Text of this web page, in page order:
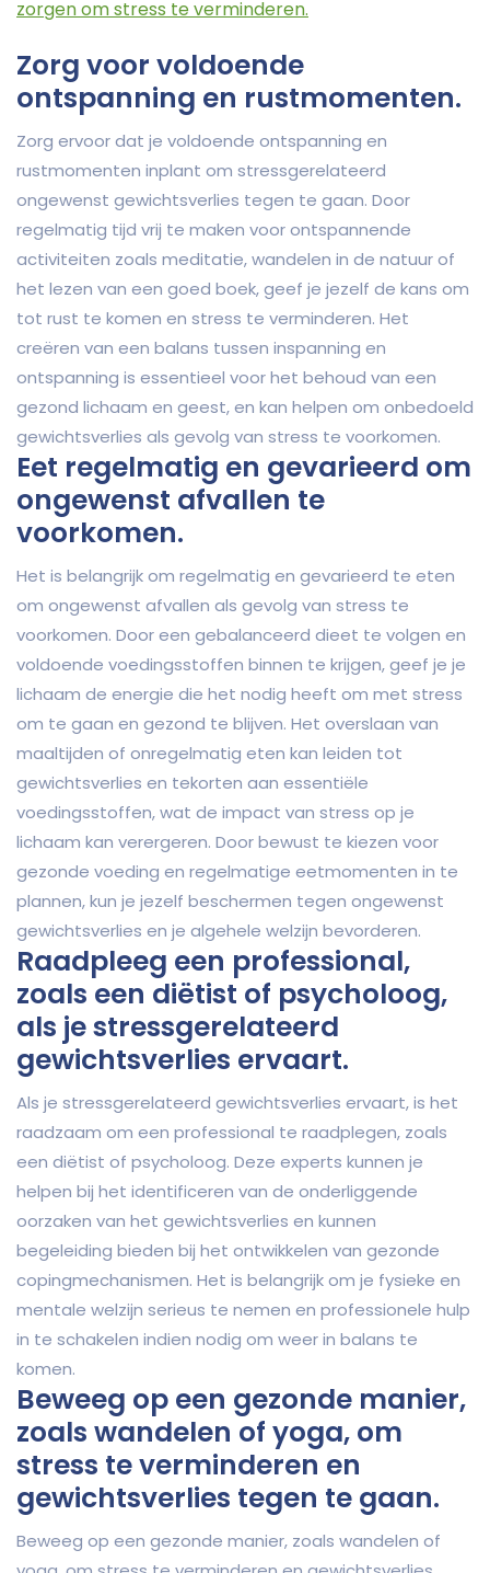
zorgen om stress te verminderen.
Zorg voor voldoende
ontspanning en rustmomenten.
Zorg ervoor dat je voldoende ontspanning en
rustmomenten inplant om stressgerelateerd
ongewenst gewichtsverlies tegen te gaan. Door
regelmatig tijd vrij te maken voor ontspannende
activiteiten zoals meditatie, wandelen in de natuur of
het lezen van een goed boek, geef je jezelf de kans om
tot rust te komen en stress te verminderen. Het
creëren van een balans tussen inspanning en
ontspanning is essentieel voor het behoud van een
gezond lichaam en geest, en kan helpen om onbedoeld
gewichtsverlies als gevolg van stress te voorkomen.
Eet regelmatig en gevarieerd om
ongewenst afvallen te
voorkomen.
Het is belangrijk om regelmatig en gevarieerd te eten
om ongewenst afvallen als gevolg van stress te
voorkomen. Door een gebalanceerd dieet te volgen en
voldoende voedingsstoffen binnen te krijgen, geef je je
lichaam de energie die het nodig heeft om met stress
om te gaan en gezond te blijven. Het overslaan van
maaltijden of onregelmatig eten kan leiden tot
gewichtsverlies en tekorten aan essentiële
voedingsstoffen, wat de impact van stress op je
lichaam kan verergeren. Door bewust te kiezen voor
gezonde voeding en regelmatige eetmomenten in te
plannen, kun je jezelf beschermen tegen ongewenst
gewichtsverlies en je algehele welzijn bevorderen.
Raadpleeg een professional,
zoals een diëtist of psycholoog,
als je stressgerelateerd
gewichtsverlies ervaart.
Als je stressgerelateerd gewichtsverlies ervaart, is het
raadzaam om een professional te raadplegen, zoals
een diëtist of psycholoog. Deze experts kunnen je
helpen bij het identificeren van de onderliggende
oorzaken van het gewichtsverlies en kunnen
begeleiding bieden bij het ontwikkelen van gezonde
copingmechanismen. Het is belangrijk om je fysieke en
mentale welzijn serieus te nemen en professionele hulp
in te schakelen indien nodig om weer in balans te
komen.
Beweeg op een gezonde manier,
zoals wandelen of yoga, om
stress te verminderen en
gewichtsverlies tegen te gaan.
Beweeg op een gezonde manier, zoals wandelen of